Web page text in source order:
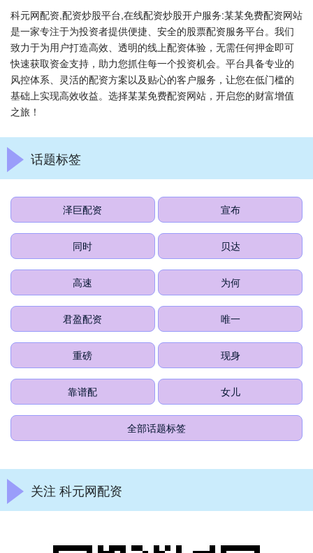
科元网配资,配资炒股平台,在线配资炒股开户服务:某某免费配资网站
是一家专注于为投资者提供便捷、安全的股票配资服务平台。我们
致力于为用户打造高效、透明的线上配资体验，无需任何押金即可
快速获取资金支持，助力您抓住每一个投资机会。平台具备专业的
风控体系、灵活的配资方案以及贴心的客户服务，让您在低门槛的
基础上实现高效收益。选择某某免费配资网站，开启您的财富增值
之旅！
话题标签
泽巨配资 宣布
同时 贝达
高速 为何
君盈配资 唯一
重磅 现身
靠谱配 女儿
全部话题标签
关注 科元网配资